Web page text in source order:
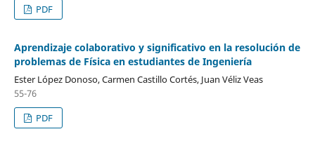
PDF
Aprendizaje colaborativo y significativo en la resolución de
problemas de Física en estudiantes de Ingeniería
Ester López Donoso, Carmen Castillo Cortés, Juan Véliz Veas
55-76
PDF